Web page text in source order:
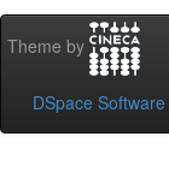
Theme by
DSpace Software